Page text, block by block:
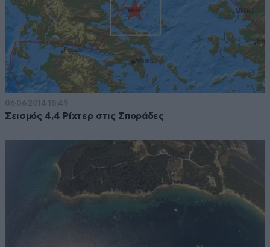
06·06·2014 18:49
Σεισμός 4,4 Ρίχτερ στις Σποράδες